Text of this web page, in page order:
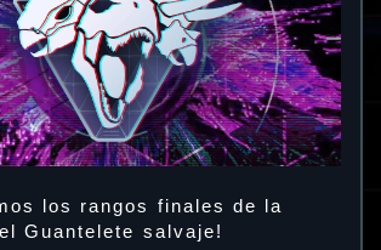
los rangos finales de la
Guantelete salvaje!